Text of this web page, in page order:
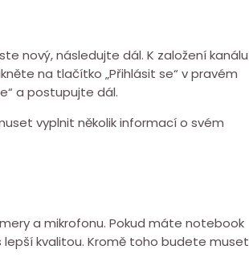
nový, následujte dál. K založení kanálu
na tlačítko „Přihlásit se“ v pravém
a postupujte dál.
vyplnit několik informací o svém
a mikrofonu. Pokud máte notebook
kvalitou. Kromě toho budete muset